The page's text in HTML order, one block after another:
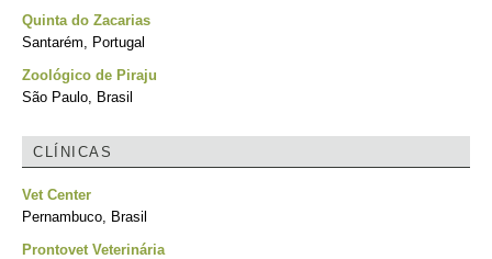
Quinta do Zacarias
Santarém, Portugal
Zoológico de Piraju
São Paulo, Brasil
CLÍNICAS
Vet Center
Pernambuco, Brasil
Prontovet Veterinária